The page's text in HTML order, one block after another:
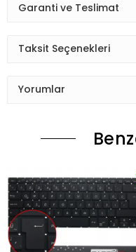
Garanti ve Teslimat
Taksit Seçenekleri
Yorumlar